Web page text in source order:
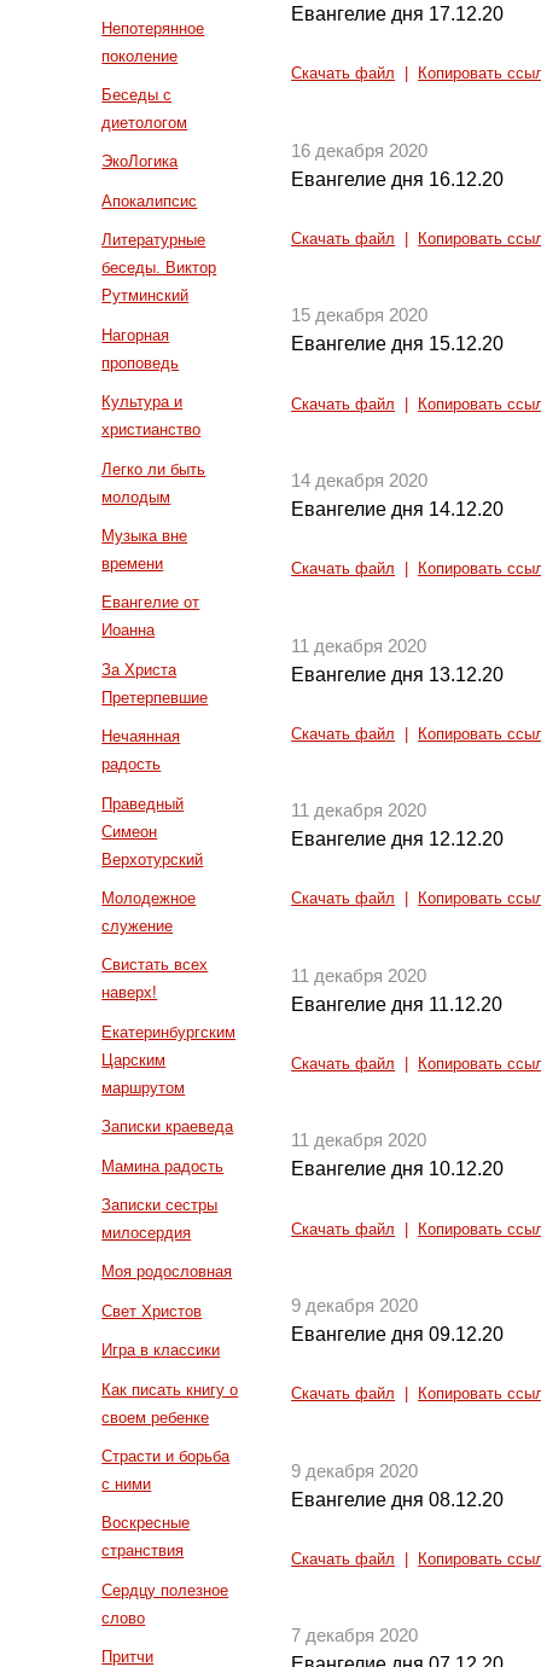
Непотерянное
поколение
Беседы с
диетологом
ЭкоЛогика
Апокалипсис
Литературные
беседы. Виктор
Рутминский
Нагорная
проповедь
Культура и
христианство
Легко ли быть
молодым
Музыка вне
времени
Евангелие от
Иоанна
За Христа
Претерпевшие
Нечаянная
радость
Праведный
Симеон
Верхотурский
Молодежное
служение
Свистать всех
наверх!
Екатеринбургским
Царским
маршрутом
Записки краеведа
Мамина радость
Записки сестры
милосердия
Моя родословная
Свет Христов
Игра в классики
Как писать книгу о
своем ребенке
Страсти и борьба
с ними
Воскресные
странствия
Сердцу полезное
слово
Притчи
Евангелие дня 17.12.20
Скачать файл Копировать
16 декабря 2020
Евангелие дня 16.12.20
Скачать файл Копировать
15 декабря 2020
Евангелие дня 15.12.20
Скачать файл Копировать
14 декабря 2020
Евангелие дня 14.12.20
Скачать файл Копировать
11 декабря 2020
Евангелие дня 13.12.20
Скачать файл Копировать
11 декабря 2020
Евангелие дня 12.12.20
Скачать файл Копировать
11 декабря 2020
Евангелие дня 11.12.20
Скачать файл Копировать
11 декабря 2020
Евангелие дня 10.12.20
Скачать файл Копировать
9 декабря 2020
Евангелие дня 09.12.20
Скачать файл Копировать
9 декабря 2020
Евангелие дня 08.12.20
Скачать файл Копировать
7 декабря 2020